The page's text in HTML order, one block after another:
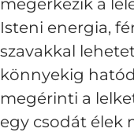
megérkezik a
Isteni energia,
szavakkal
könnyekig
megérinti a
egy csodát élek